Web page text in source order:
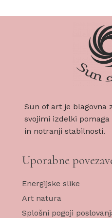
Sun of art je blagovna
svojimi izdelki
in notranji stabilnosti.
Uporabne
Energijske slike
Art natura
Splošni pogoji